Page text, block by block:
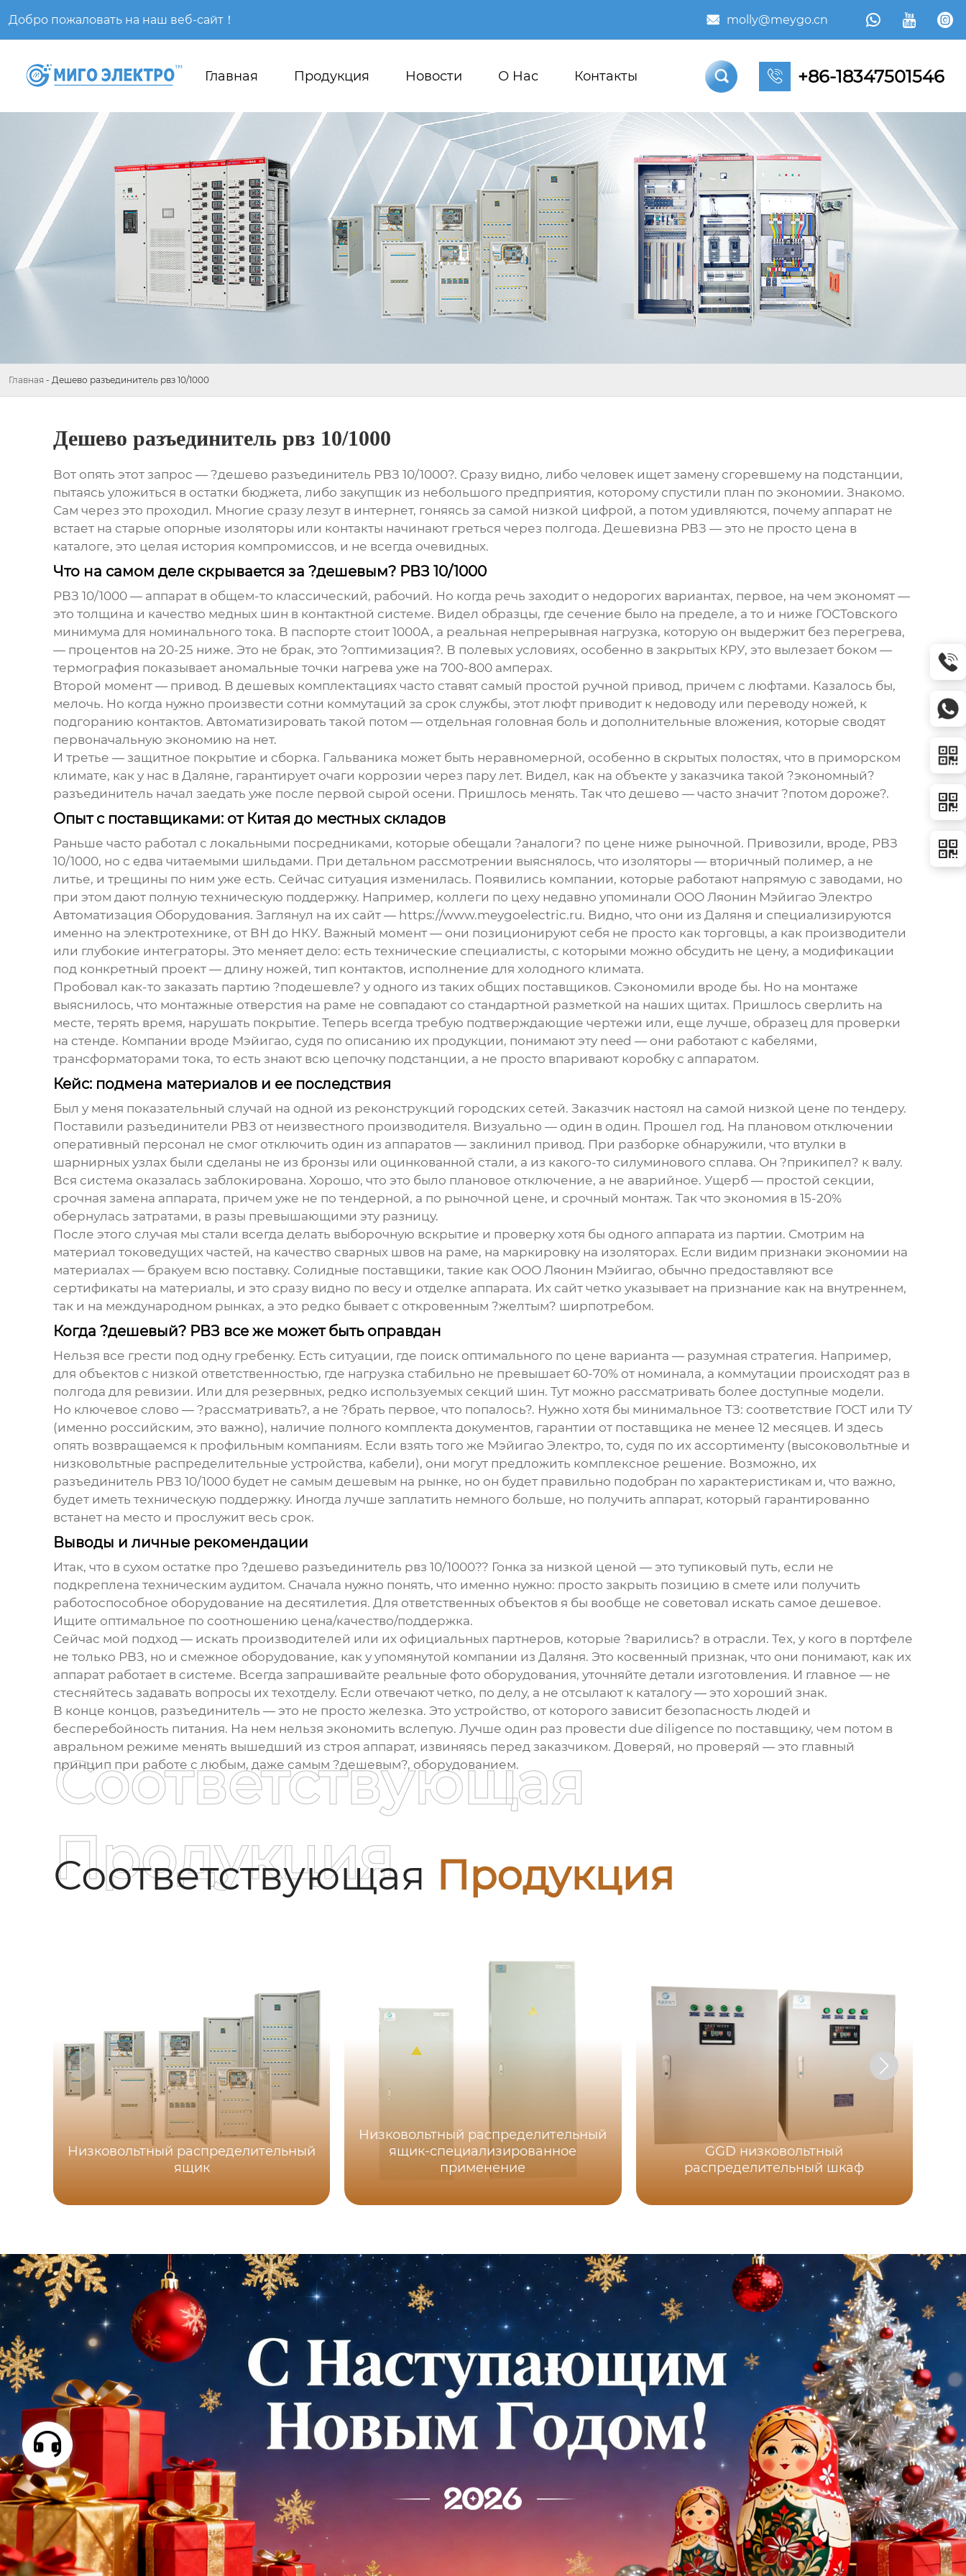
Добро пожаловать на наш веб-сайт！  molly@meygo.cn   
Главная Продукция Новости О Hас Контакты   +86-18347501546
Главная - Дешево разъединитель рвз 10/1000
Дешево разъединитель рвз 10/1000
Вот опять этот запрос — ?дешево разъединитель РВЗ 10/1000?. Сразу видно, либо человек ищет замену сгоревшему на подстанции,
пытаясь уложиться в остатки бюджета, либо закупщик из небольшого предприятия, которому спустили план по экономии. Знакомо.
Сам через это проходил. Многие сразу лезут в интернет, гоняясь за самой низкой цифрой, а потом удивляются, почему аппарат не
встает на старые опорные изоляторы или контакты начинают греться через полгода. Дешевизна РВЗ — это не просто цена в
каталоге, это целая история компромиссов, и не всегда очевидных.
Что на самом деле скрывается за ?дешевым? РВЗ 10/1000
РВЗ 10/1000 — аппарат в общем-то классический, рабочий. Но когда речь заходит о недорогих вариантах, первое, на чем экономят —
это толщина и качество медных шин в контактной системе. Видел образцы, где сечение было на пределе, а то и ниже ГОСТовского
минимума для номинального тока. В паспорте стоит 1000А, а реальная непрерывная нагрузка, которую он выдержит без перегрева,
— процентов на 20-25 ниже. Это не брак, это ?оптимизация?. В полевых условиях, особенно в закрытых КРУ, это вылезает боком —
термография показывает аномальные точки нагрева уже на 700-800 амперах.
Второй момент — привод. В дешевых комплектациях часто ставят самый простой ручной привод, причем с люфтами. Казалось бы,
мелочь. Но когда нужно произвести сотни коммутаций за срок службы, этот люфт приводит к недоводу или переводу ножей, к
подгоранию контактов. Автоматизировать такой потом — отдельная головная боль и дополнительные вложения, которые сводят
первоначальную экономию на нет.
И третье — защитное покрытие и сборка. Гальваника может быть неравномерной, особенно в скрытых полостях, что в приморском
климате, как у нас в Даляне, гарантирует очаги коррозии через пару лет. Видел, как на объекте у заказчика такой ?экономный?
разъединитель начал заедать уже после первой сырой осени. Пришлось менять. Так что дешево — часто значит ?потом дороже?.
Опыт с поставщиками: от Китая до местных складов
Раньше часто работал с локальными посредниками, которые обещали ?аналоги? по цене ниже рыночной. Привозили, вроде, РВЗ
10/1000, но с едва читаемыми шильдами. При детальном рассмотрении выяснялось, что изоляторы — вторичный полимер, а не
литье, и трещины по ним уже есть. Сейчас ситуация изменилась. Появились компании, которые работают напрямую с заводами, но
при этом дают полную техническую поддержку. Например, коллеги по цеху недавно упоминали ООО Ляонин Мэйигао Электро
Автоматизация Оборудования. Заглянул на их сайт — https://www.meygoelectric.ru. Видно, что они из Даляня и специализируются
именно на электротехнике, от ВН до НКУ. Важный момент — они позиционируют себя не просто как торговцы, а как производители
или глубокие интеграторы. Это меняет дело: есть технические специалисты, с которыми можно обсудить не цену, а модификации
под конкретный проект — длину ножей, тип контактов, исполнение для холодного климата.
Пробовал как-то заказать партию ?подешевле? у одного из таких общих поставщиков. Сэкономили вроде бы. Но на монтаже
выяснилось, что монтажные отверстия на раме не совпадают со стандартной разметкой на наших щитах. Пришлось сверлить на
месте, терять время, нарушать покрытие. Теперь всегда требую подтверждающие чертежи или, еще лучше, образец для проверки
на стенде. Компании вроде Мэйигао, судя по описанию их продукции, понимают эту need — они работают с кабелями,
трансформаторами тока, то есть знают всю цепочку подстанции, а не просто впаривают коробку с аппаратом.
Кейс: подмена материалов и ее последствия
Был у меня показательный случай на одной из реконструкций городских сетей. Заказчик настоял на самой низкой цене по тендеру.
Поставили разъединители РВЗ от неизвестного производителя. Визуально — один в один. Прошел год. На плановом отключении
оперативный персонал не смог отключить один из аппаратов — заклинил привод. При разборке обнаружили, что втулки в
шарнирных узлах были сделаны не из бронзы или оцинкованной стали, а из какого-то силуминового сплава. Он ?прикипел? к валу.
Вся система оказалась заблокирована. Хорошо, что это было плановое отключение, а не аварийное. Ущерб — простой секции,
срочная замена аппарата, причем уже не по тендерной, а по рыночной цене, и срочный монтаж. Так что экономия в 15-20%
обернулась затратами, в разы превышающими эту разницу.
После этого случая мы стали всегда делать выборочную вскрытие и проверку хотя бы одного аппарата из партии. Смотрим на
материал токоведущих частей, на качество сварных швов на раме, на маркировку на изоляторах. Если видим признаки экономии на
материалах — бракуем всю поставку. Солидные поставщики, такие как ООО Ляонин Мэйигао, обычно предоставляют все
сертификаты на материалы, и это сразу видно по весу и отделке аппарата. Их сайт четко указывает на признание как на внутреннем,
так и на международном рынках, а это редко бывает с откровенным ?желтым? ширпотребом.
Когда ?дешевый? РВЗ все же может быть оправдан
Нельзя все грести под одну гребенку. Есть ситуации, где поиск оптимального по цене варианта — разумная стратегия. Например,
для объектов с низкой ответственностью, где нагрузка стабильно не превышает 60-70% от номинала, а коммутации происходят раз в
полгода для ревизии. Или для резервных, редко используемых секций шин. Тут можно рассматривать более доступные модели.
Но ключевое слово — ?рассматривать?, а не ?брать первое, что попалось?. Нужно хотя бы минимальное ТЗ: соответствие ГОСТ или ТУ
(именно российским, это важно), наличие полного комплекта документов, гарантии от поставщика не менее 12 месяцев. И здесь
опять возвращаемся к профильным компаниям. Если взять того же Мэйигао Электро, то, судя по их ассортименту (высоковольтные и
низковольтные распределительные устройства, кабели), они могут предложить комплексное решение. Возможно, их
разъединитель РВЗ 10/1000будет не самым дешевым на рынке, но он будет правильно подобран по характеристикам и, что важно,
будет иметь техническую поддержку. Иногда лучше заплатить немного больше, но получить аппарат, который гарантированно
встанет на место и прослужит весь срок.
Выводы и личные рекомендации
Итак, что в сухом остатке про ?дешево разъединитель рвз 10/1000?? Гонка за низкой ценой — это тупиковый путь, если не
подкреплена техническим аудитом. Сначала нужно понять, что именно нужно: просто закрыть позицию в смете или получить
работоспособное оборудование на десятилетия. Для ответственных объектов я бы вообще не советовал искать самое дешевое.
Ищите оптимальное по соотношению цена/качество/поддержка.
Сейчас мой подход — искать производителей или их официальных партнеров, которые ?варились? в отрасли. Тех, у кого в портфеле
не только РВЗ, но и смежное оборудование, как у упомянутой компании из Даляня. Это косвенный признак, что они понимают, как их
аппарат работает в системе. Всегда запрашивайте реальные фото оборудования, уточняйте детали изготовления. И главное — не
стесняйтесь задавать вопросы их техотделу. Если отвечают четко, по делу, а не отсылают к каталогу — это хороший знак.
В конце концов, разъединитель — это не просто железка. Это устройство, от которого зависит безопасность людей и
бесперебойность питания. На нем нельзя экономить вслепую. Лучше один раз провести due diligence по поставщику, чем потом в
авральном режиме менять вышедший из строя аппарат, извиняясь перед заказчиком. Доверяй, но проверяй — это главный
принцип при работе с любым, даже самым ?дешевым?, оборудованием.
Соответствующая Продукция
Соответствующая
Продукция
Низковольтный распределительный
ящик
Низковольтный распределительный
ящик-специализированное
применение
GGD низковольтный
распределительный шкаф